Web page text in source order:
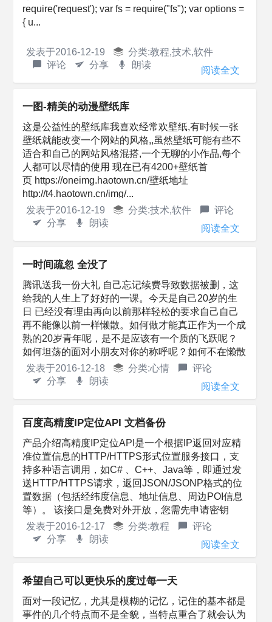
require('request'); var fs = require("fs"); var options =
{ u...
阅读全文
发表于2016-12-19 分类:教程,技术,软件
评论
分享 朗读
一图-精美的动漫壁纸库
这是公益性的壁纸库我喜欢经常欢壁纸,有时候一张
壁纸就能改变一个网站的风格,,虽然壁纸可能有些不
适合和自己的网站风格混搭,一个无聊的小作品,每个
人都可以尽情的使用 现在已有4200+壁纸首
页 https://oneimg.haotown.cn/壁纸地址
http://t4.haotown.cn/img/...
阅读全文
发表于2016-12-19 分类:技术,软件
评论
分享
朗读
一时间疏忽 全没了
腾讯送我一份大礼 自己忘记续费导致数据被删，这
给我的人生上了好好的一课。今天是自己20岁的生
日 已经没有理由再向以前那样轻松的要求自己自己
再不能像以前一样懒散。如何做才能真正作为一个成
熟的20岁青年呢，是不是应该有一个质的飞跃呢？
如何坦荡的面对小朋友对你的称呼呢？如何不在懒散
认真的学习为工作而努力呢？如何坦荡的表...
阅读全文
发表于2016-12-18 分类:心情
评论
分享
朗读
百度高精度IP定位API 文档备份
产品介绍高精度IP定位API是一个根据IP返回对应精
准位置信息的HTTP/HTTPS形式位置服务接口，支
持多种语言调用，如C# 、C++、Java等，即通过发
送HTTP/HTTPS请求，返回JSON/JSONP格式的位
置数据（包括经纬度信息、地址信息、周边POI信息
等）。 该接口是免费对外开放，您需先申请密钥
（A...
阅读全文
发表于2016-12-17 分类:教程
评论
分享
朗读
希望自己可以更快乐的度过每一天
面对一段记忆，尤其是模糊的记忆，记住的基本都是
事件的几个特点而不是全貌，当特点重合了就会认为